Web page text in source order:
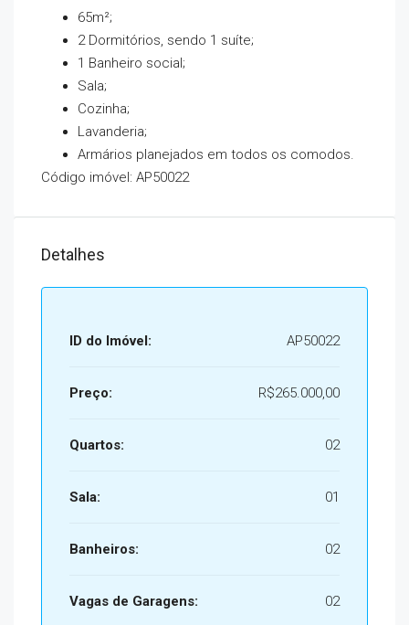
65m²;
2 Dormitórios, sendo 1 suíte;
1 Banheiro social;
Sala;
Cozinha;
Lavanderia;
Armários planejados em todos os comodos.
Código imóvel: AP50022
Detalhes
ID do Imóvel: AP50022
Preço: R$265.000,00
Quartos: 02
Sala: 01
Banheiros: 02
Vagas de Garagens: 02